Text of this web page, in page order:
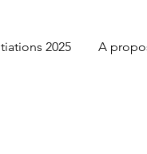
2025 A